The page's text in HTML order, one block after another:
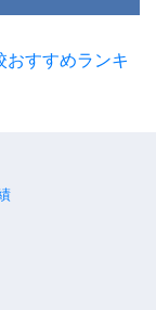
おすすめランキ